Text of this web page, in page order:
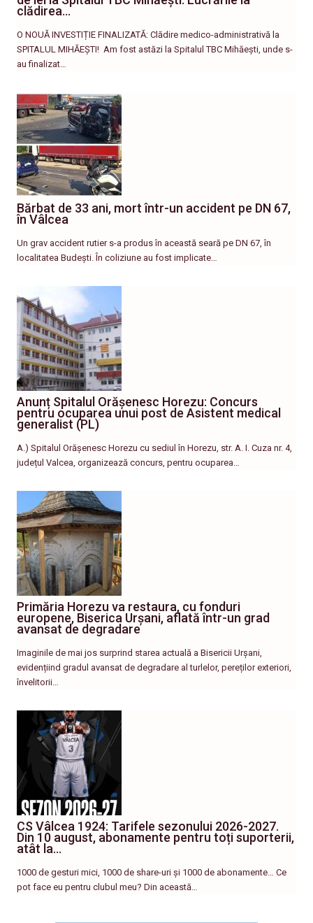
clădirea…
O NOUĂ INVESTIȚIE FINALIZATĂ: Clădire medico-administrativă la
SPITALUL MIHĂEȘTI! ​ Am fost astăzi la Spitalul TBC Mihăești, unde s-
au finalizat…
Bărbat de 33 ani, mort într-un accident pe DN 67,
în Vâlcea
Un grav accident rutier s-a produs în această seară pe DN 67, în
localitatea Budești. În coliziune au fost implicate…
Anunț Spitalul Orășenesc Horezu: Concurs
pentru ocuparea unui post de Asistent medical
generalist (PL)
A.) Spitalul Orășenesc Horezu cu sediul în Horezu, str. A. I. Cuza nr. 4,
județul Valcea, organizează concurs, pentru ocuparea…
Primăria Horezu va restaura, cu fonduri
europene, Biserica Urșani, aflată într-un grad
avansat de degradare
Imaginile de mai jos surprind starea actuală a Bisericii Urșani,
evidențiind gradul avansat de degradare al turlelor, pereților exteriori,
învelitorii…
CS Vâlcea 1924: Tarifele sezonului 2026-2027.
Din 10 august, abonamente pentru toți suporterii,
atât la…
1000 de gesturi mici, 1000 de share-uri și 1000 de abonamente… Ce
pot face eu pentru clubul meu? Din această…